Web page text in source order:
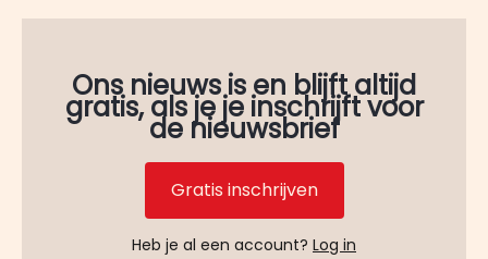
Ons nieuws is en blijft altijd
gratis, als je je inschrijft voor
de nieuwsbrief
Gratis inschrijven
Heb je al een account? Log in